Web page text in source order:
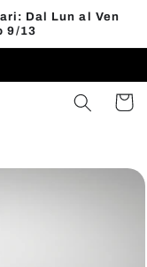
Dal Lun al Ven
9/13
Carrello